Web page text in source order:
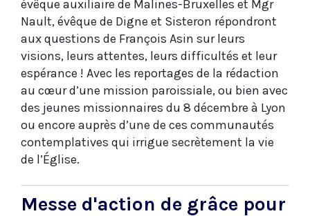
évêque auxiliaire de Malines-Bruxelles et Mgr
Nault, évêque de Digne et Sisteron répondront
aux questions de François Asin sur leurs
visions, leurs attentes, leurs difficultés et leur
espérance ! Avec les reportages de la rédaction
au cœur d’une mission paroissiale, ou bien avec
des jeunes missionnaires du 8 décembre à Lyon
ou encore auprès d’une de ces communautés
contemplatives qui irrigue secrètement la vie
de l’Église.
Messe d'action de grâce pour